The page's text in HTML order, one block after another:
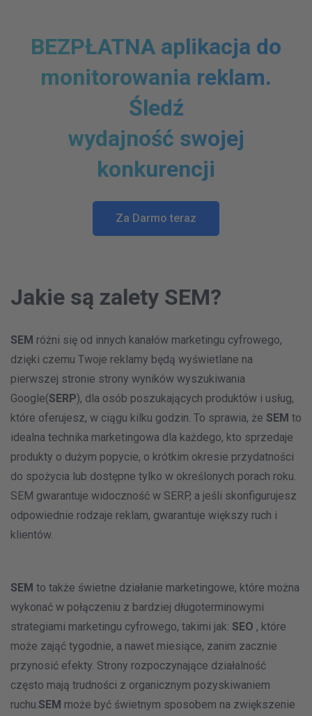
BEZPŁATNA aplikacja do
monitorowania reklam.
Śledź
wydajność swojej
konkurencji
Za Darmo teraz
Jakie są zalety SEM?
SEM różni się od innych kanałów marketingu cyfrowego,
dzięki czemu Twoje reklamy będą wyświetlane na
pierwszej stronie strony wyników wyszukiwania
Google(SERP), dla osób poszukających produktów i usług,
które oferujesz, w ciągu kilku godzin. To sprawia, że SEM to
idealna technika marketingowa dla każdego, kto sprzedaje
produkty o dużym popycie, o krótkim okresie przydatności
do spożycia lub dostępne tylko w określonych porach roku.
SEM gwarantuje widoczność w SERP, a jeśli skonfigurujesz
odpowiednie rodzaje reklam, gwarantuje większy ruch i
klientów.
SEM to także świetne działanie marketingowe, które można
wykonać w połączeniu z bardziej długoterminowymi
strategiami marketingu cyfrowego, takimi jak: SEO , które
może zająć tygodnie, a nawet miesiące, zanim zacznie
przynosić efekty. Strony rozpoczynające działalność
często mają trudności z organicznym pozyskiwaniem
ruchu.SEM może być świetnym sposobem na zwiększenie